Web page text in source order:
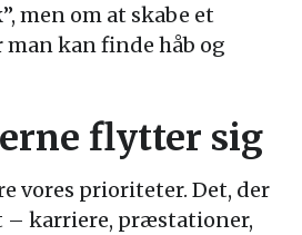
men om at skabe et
kan finde håb og
flytter sig
vores prioriteter. Det, der
karriere, præstationer,